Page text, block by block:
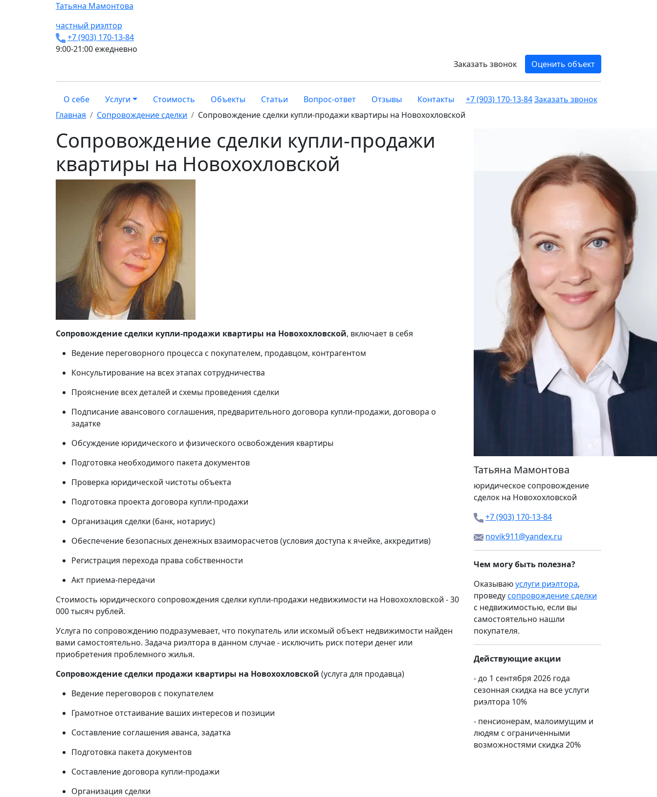
Татьяна Мамонтова
частный риэлтор
+7 (903) 170-13-84
9:00-21:00 ежедневно
Заказать звонок
Оценить объект
О себе Услуги Стоимость Объекты Статьи Вопрос-ответ Отзывы Контакты +7 (903) 170-13-84Заказать звонок
Главная
Сопровождение сделки Сопровождение сделки купли-продажи квартиры на Новохохловской
Сопровождение сделки купли-продажи
квартиры на Новохохловской
Сопровождение сделки купли-продажи квартиры на Новохохловской, включает в себя
Ведение переговорного процесса с покупателем, продавцом, контрагентом
Консультирование на всех этапах сотрудничества
Прояснение всех деталей и схемы проведения сделки
Подписание авансового соглашения, предварительного договора купли-продажи, договора о
задатке
Обсуждение юридического и физического освобождения квартиры
Подготовка необходимого пакета документов
Проверка юридической чистоты объекта
Подготовка проекта договора купли-продажи
Организация сделки (банк, нотариус)
Обеспечение безопасных денежных взаиморасчетов (условия доступа к ячейке, аккредитив)
Регистрация перехода права собственности
Акт приема-передачи
Стоимость юридического сопровождения сделки купли-продажи недвижимости на Новохохловской - 30
000 тысяч рублей.
Услуга по сопровождению подразумевает, что покупатель или искомый объект недвижимости найден
вами самостоятельно. Задача риэлтора в данном случае - исключить риск потери денег или
приобретения проблемного жилья.
Сопровождение сделки продажи квартиры на Новохохловской (услуга для продавца)
Ведение переговоров с покупателем
Грамотное отстаивание ваших интересов и позиции
Составление соглашения аванса, задатка
Подготовка пакета документов
Составление договора купли-продажи
Организация сделки
Татьяна Мамонтова
юридическое сопровождение
сделок на Новохохловской
+7 (903) 170-13-84
novik911@yandex.ru
Чем могу быть полезна?
Оказываюуслуги риэлтора,
проведусопровождение сделки
с недвижимостью, если вы
самостоятельно нашли
покупателя.
Действующие акции
- до 1 сентября 2026 года
сезонная скидка на все услуги
риэлтора 10%
- пенсионерам, малоимущим и
людям с ограниченными
возможностями скидка 20%